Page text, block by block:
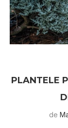
PLANTELE
de